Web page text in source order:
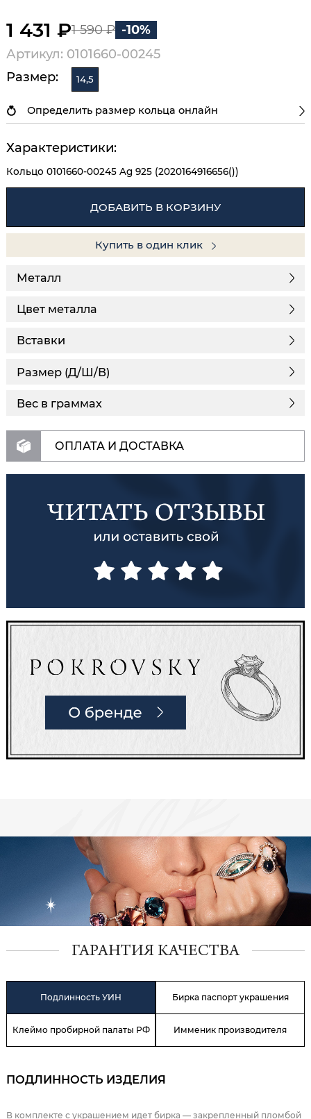
1 431 ₽1 590 ₽ -10%
Артикул: 0101660-00245
Размер:
14,5
Определить размер кольца онлайн
Характеристики:
Кольцо 0101660-00245 Ag 925 (2020164916656())
ДОБАВИТЬ В КОРЗИНУ
Купить в один клик
Металл
Цвет металла
Вставки
Размер (Д/Ш/В)
Вес в граммах
ОПЛАТА И ДОСТАВКА
ГАРАНТИЯ КАЧЕСТВА
Подлинность УИН Бирка паспорт украшения
Клеймо пробирной палаты РФ Имменик производителя
ПОДЛИННОСТЬ ИЗДЕЛИЯ
В комплекте с украшением идет бирка — закрепленный пломбой